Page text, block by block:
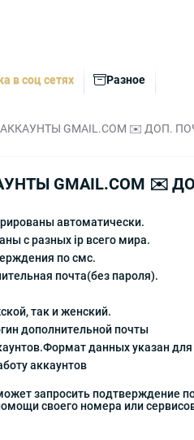
в соц сетях Разное
GMAIL.COM ✉️ ДОП.
GMAIL.COM ✉️
автоматически.
с разных ip всего мира.
по смс.
почта(без пароля).
так и женский.
дополнительной почты
данных указан для
аккаунтов
запросить подтверждение
своего номера или